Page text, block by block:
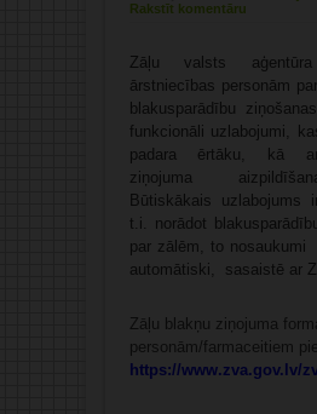
Rakstīt komentāru
Zāļu valsts
ārstniecības personām
blakusparādību
funkcionāli uzlabojumi,
padara ērtāku, kā
ziņojuma
Būtiskākais uzlabojums
t.i. norādot
par zālēm, to nosaukumi
automātiski, sasaistē ar
Zāļu blakņu ziņojuma
personām/farmaceitiem
https://www.zva.gov.lv/